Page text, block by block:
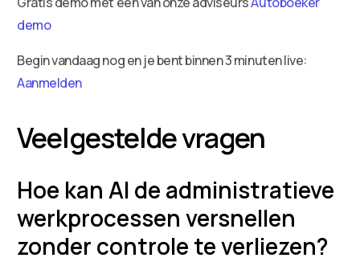
demo
Begin vandaag nog en je bent binnen 3 minuten live:
Aanmelden
Veelgestelde vragen
Hoe kan AI de administratieve
werkprocessen versnellen
zonder controle te verliezen?